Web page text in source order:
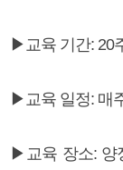
▶교육 기간: 20
▶교육 일정: 매
▶교육 장소: 양